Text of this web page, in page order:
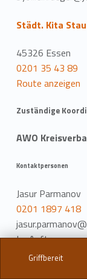
Griffbereit
Städt. Kita
45326 Essen
0201 35 43 89
Route anzeigen
Zuständige
AWO
Kontaktpersonen
Jasur Parmanov
0201 1897 418
Im Auftrag von
Stadt Essen-